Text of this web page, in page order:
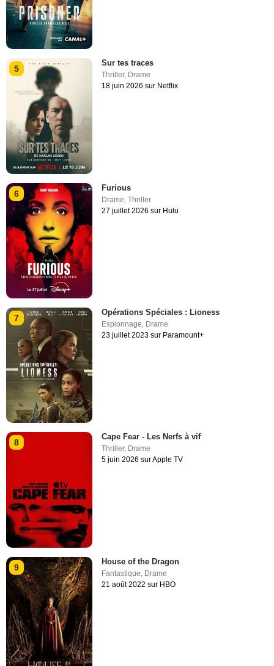
5
Sur tes traces
Thriller, Drame
18 juin 2026 sur Netflix
6
Furious
Drame ,Thriller
27 juillet 2026 sur Hulu
7
Opérations Spéciales : Lioness
Espionnage, Drame
23 juillet 2023 sur Paramount+
8
Cape Fear - Les Nerfs à vif
Thriller, Drame
5 juin 2026 sur Apple TV
9
House of the Dragon
Fantastique Drame
21 août 2022 sur HBO